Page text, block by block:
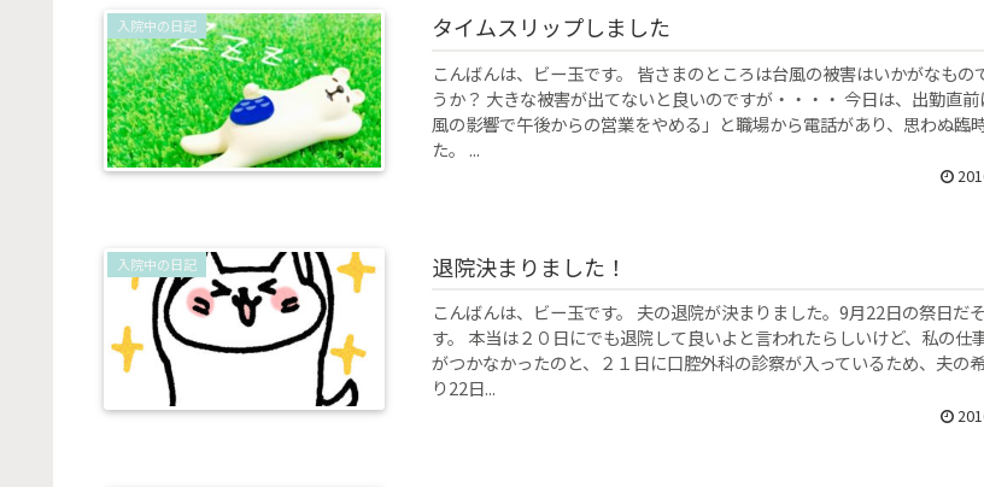
入院中の日記 タイムスリップしました
こんばんは、ビー玉です。 皆さまのところは台風の被害はいかがなもの
うか？ 大きな被害が出てないと良いのですが・・・・ 今日は、出勤直
風の影響で午後からの営業をやめる」と職場から電話があり、思わぬ臨
た。 ...
入院中の日記 退院決まりました！
こんばんは、ビー玉です。 夫の退院が決まりました。9月22日の祭日だ
す。 本当は２０日にでも退院して良いよと言われたらしいけど、私の仕
がつかなかったのと、２１日に口腔外科の診察が入っているため、夫の
り22日...